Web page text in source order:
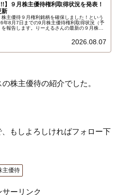
!!】９月株主優待権利取得状況を発表！
新
株主優待９月権利銘柄を確保しました！という
年8月7日までの9月株主優待権利取得状況（予
報告します。りーえるさんの最新の９月株主
2026.08.07
株主優待の紹介でした。
もしよろしければフォロー下
主優待
サーリンク